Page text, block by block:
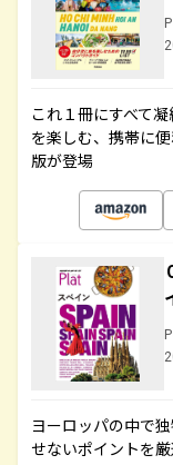
これ１冊にすべて
を楽しむ、携帯に
版が登場
ヨーロッパの中で
せないポイントを